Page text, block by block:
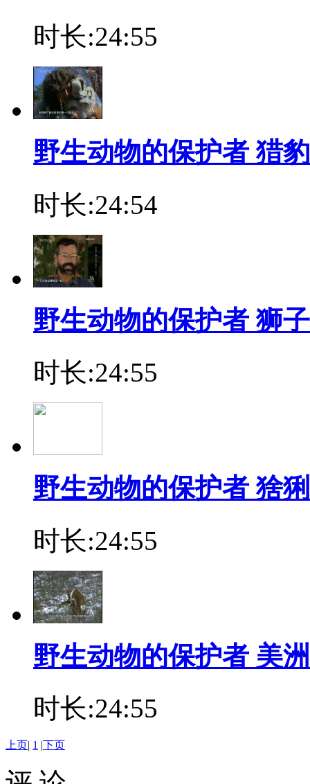
时长:24:55
野生动物的保护者 猎
时长:24:54
野生动物的保护者 狮
时长:24:55
野生动物的保护者 猞
时长:24:55
野生动物的保护者 美
时长:24:55
上页| 1 |下页